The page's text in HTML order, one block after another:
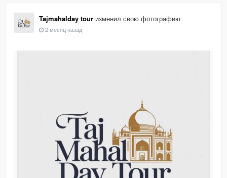
Tajmahalday tour изменил свою фотографию
2 месяц назад